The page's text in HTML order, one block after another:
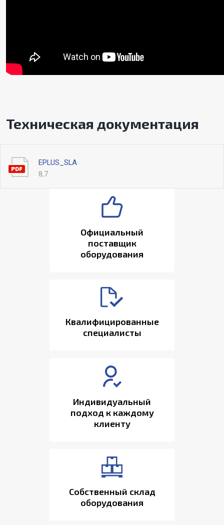
Техническая документация
EPLUS_SLA
8,7
Официальный
поставщик
оборудования
Квалифицированные
специалисты
Индивидуальный
подход к каждому
клиенту
Собственный склад
оборудования